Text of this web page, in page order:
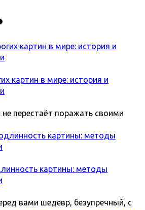
картин в мире: история и
перестаёт поражать своими
картины: методы
вами шедевр, безупречный, с